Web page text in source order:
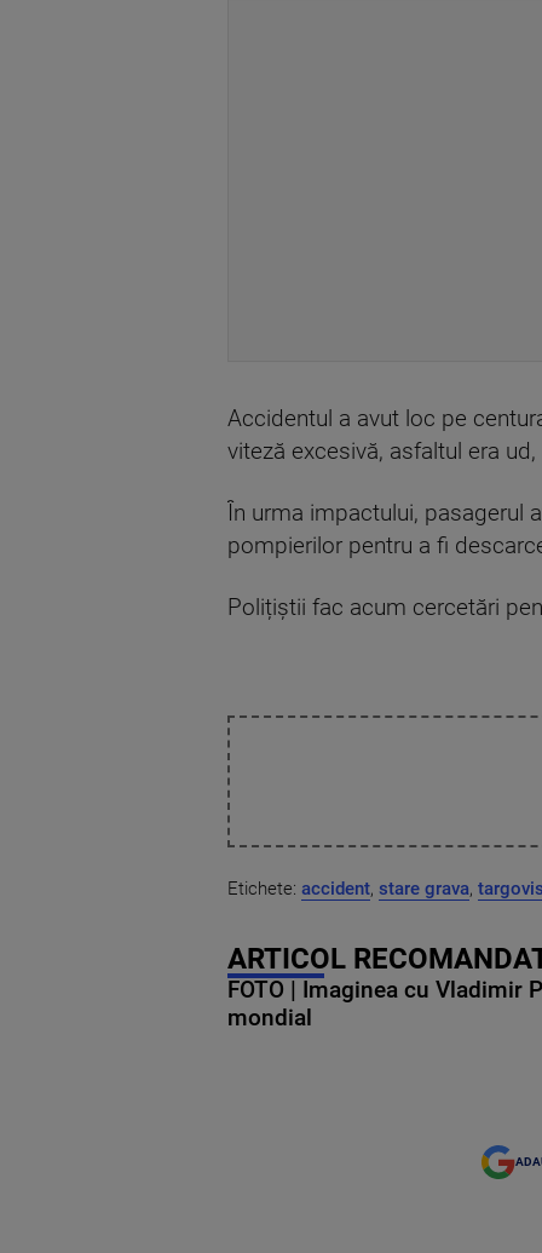
Accidentul a avut loc pe
viteză excesivă, asfaltul era
În urma impactului, pasagerul
pompierilor pentru a fi
Polițiștii fac acum cercetări
Etichete: accident, stare grava,
ARTICOL
FOTO | Imaginea cu Vladimir
mondial